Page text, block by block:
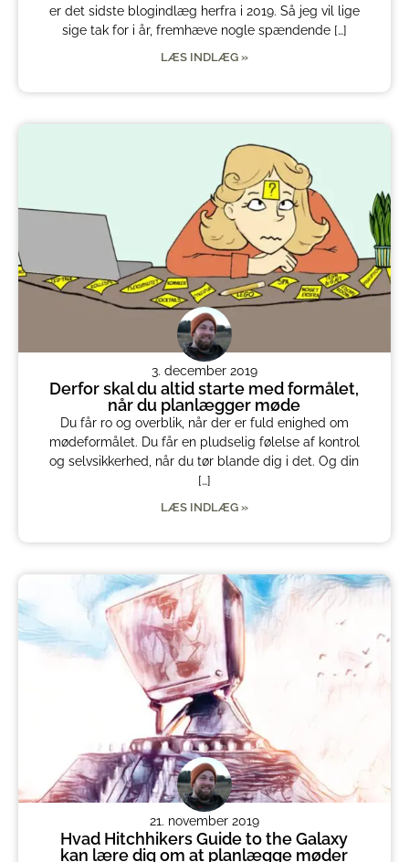
er det sidste blogindlæg herfra i 2019. Så jeg vil lige
sige tak for i år, fremhæve nogle spændende […]
LÆS INDLÆG »
3. december 2019
Derfor skal du altid starte med formålet,
når du planlægger møde
Du får ro og overblik, når der er fuld enighed om
mødeformålet. Du får en pludselig følelse af kontrol
og selvsikkerhed, når du tør blande dig i det. Og din
[…]
LÆS INDLÆG »
21. november 2019
Hvad Hitchhikers Guide to the Galaxy
kan lære dig om at planlægge møder